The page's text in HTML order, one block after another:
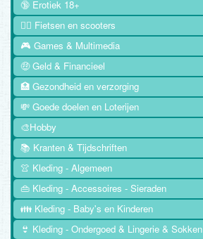
🔞 Erotiek 18+
🚴‍♂️ Fietsen en scooters
🎮 Games & Multimedia
🤑 Geld & Financieel
🏥 Gezondheid en verzorging
💸 Goede doelen en Loterijen
🎨Hobby
📚 Kranten & Tijdschriften
👚 Kleding - Algemeen
👜 Kleding - Accessoires - Sieraden
👪 Kleding - Baby's en Kinderen
👙 Kleding - Ondergoed & Lingerie & Sokken